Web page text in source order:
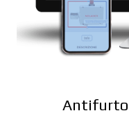
Antifurto